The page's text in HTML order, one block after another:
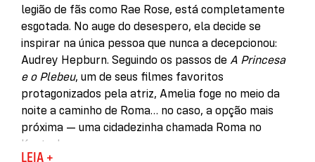
legião de fãs como Rae Rose, está completamente
esgotada. No auge do desespero, ela decide se
inspirar na única pessoa que nunca a decepcionou:
Audrey Hepburn. Seguindo os passos de A Princesa
e o Plebeu, um de seus filmes favoritos
protagonizados pela atriz, Amelia foge no meio da
noite a caminho de Roma… no caso, a opção mais
próxima — uma cidadezinha chamada Roma no
Kentucky.
LEIA +